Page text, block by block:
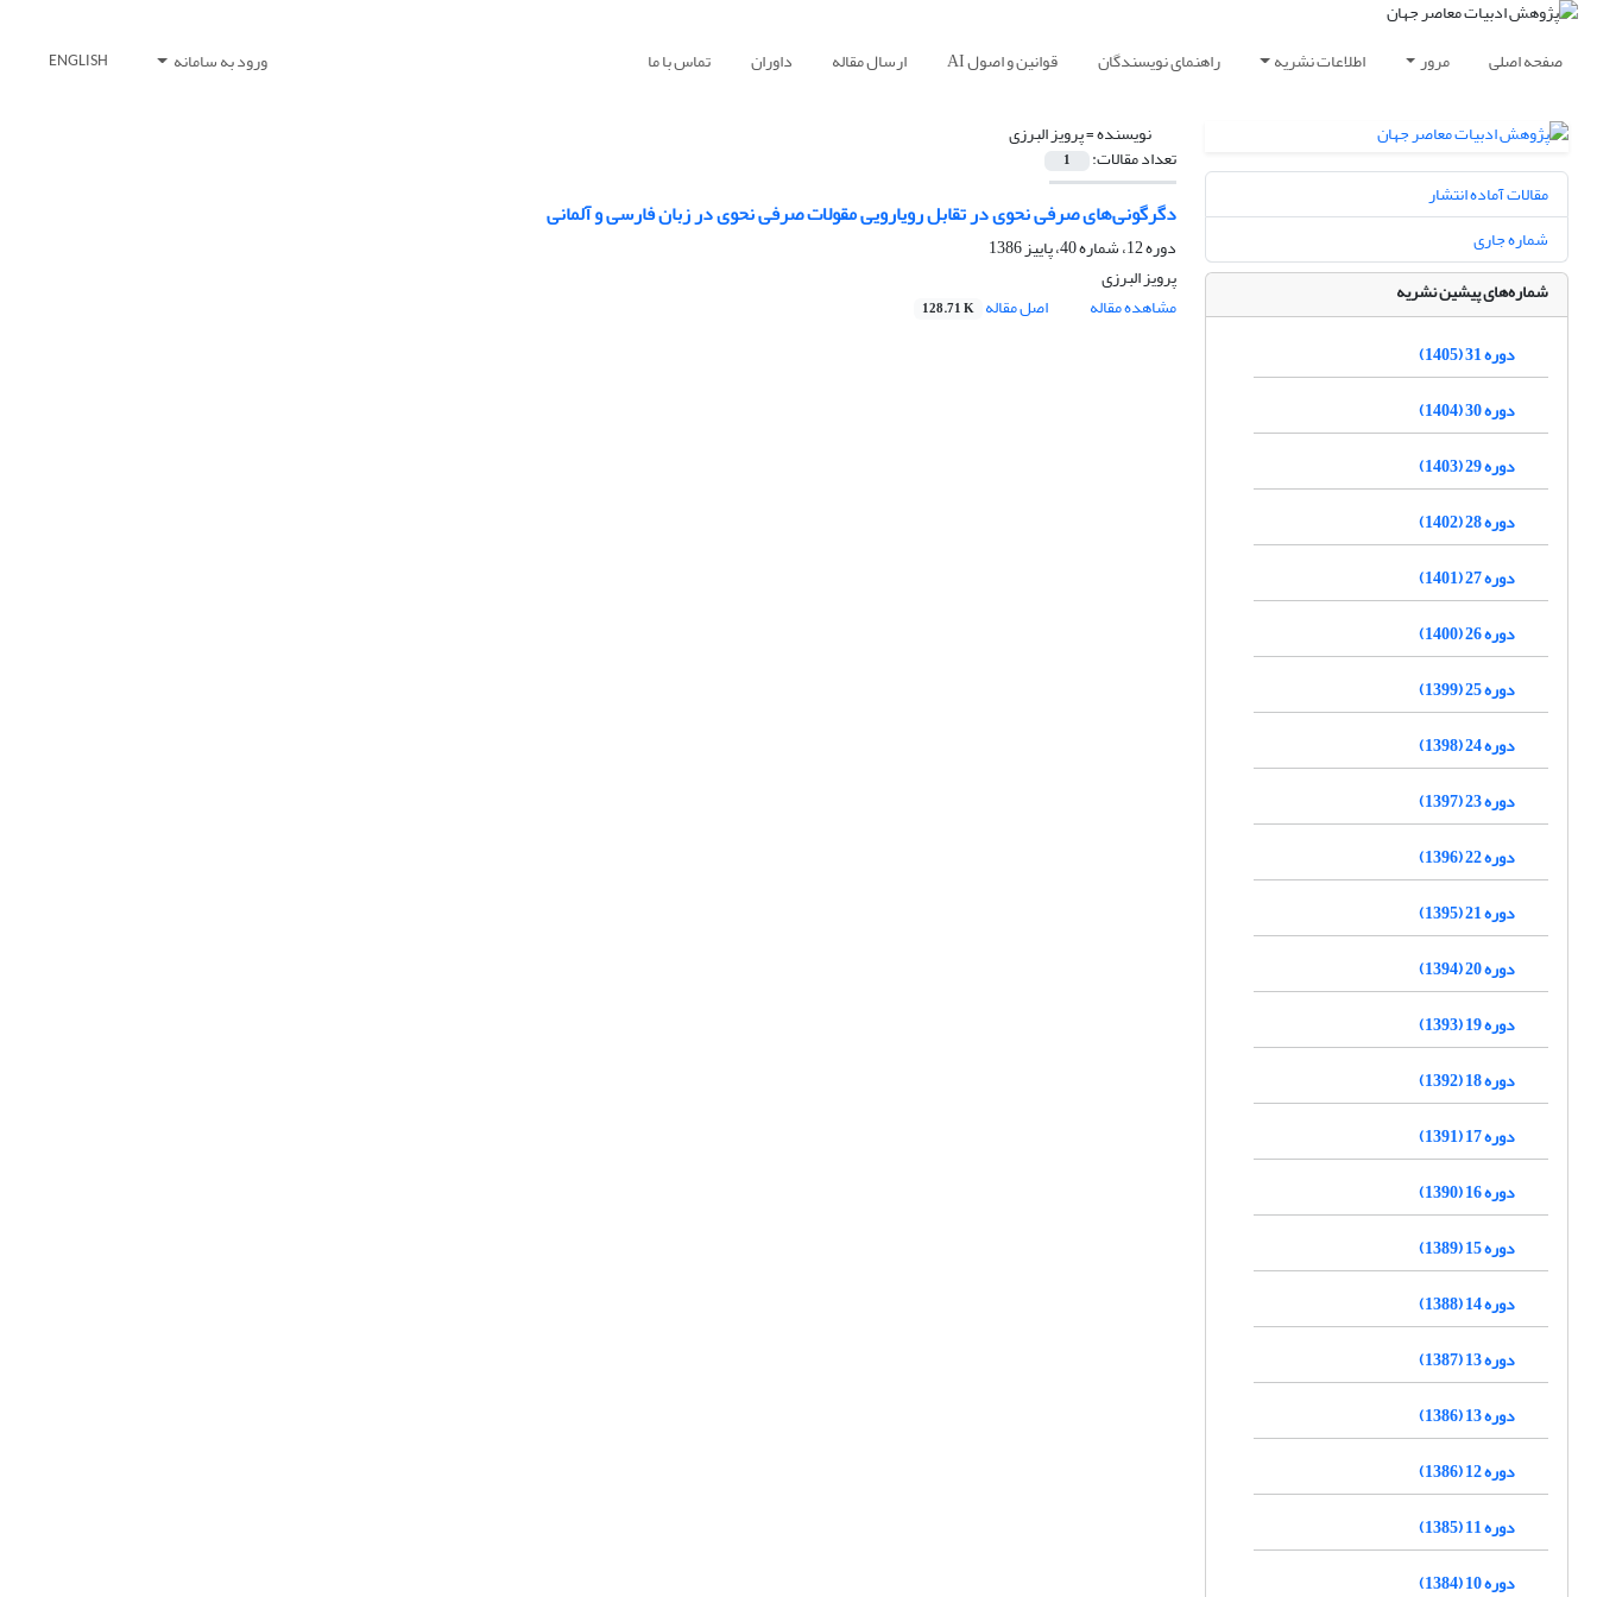
صفحه اصلی مرور اطلاعات نشریه راهنمای نویسندگان قوانین و اصول AI ارسال مقاله داوران تماس با ما ورود به سامانه ENGLISH
نویسنده =پرویز البرزی
تعداد مقالات: 1
دگرگونی‌های صرفی نحوی در تقابل رویارویی مقولات صرفی نحوی در زبان فارسی و آلمانی
دوره 12، شماره 40، پاییز 1386
پرویز البرزی
مشاهده مقاله
اصل مقاله 128.71 K
مقالات آماده انتشار
شماره جاری
شماره‌های پیشین نشریه
دوره 31 (1405)
دوره 30 (1404)
دوره 29 (1403)
دوره 28 (1402)
دوره 27 (1401)
دوره 26 (1400)
دوره 25 (1399)
دوره 24 (1398)
دوره 23 (1397)
دوره 22 (1396)
دوره 21 (1395)
دوره 20 (1394)
دوره 19 (1393)
دوره 18 (1392)
دوره 17 (1391)
دوره 16 (1390)
دوره 15 (1389)
دوره 14 (1388)
دوره 13 (1387)
دوره 13 (1386)
دوره 12 (1386)
دوره 11 (1385)
دوره 10 (1384)